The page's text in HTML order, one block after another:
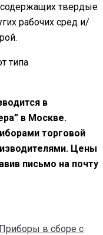
содержащих твердые
рабочих сред и/
типа
в
в Москве.
торговой
Цены
письмо на почту
Приборы в сборе с